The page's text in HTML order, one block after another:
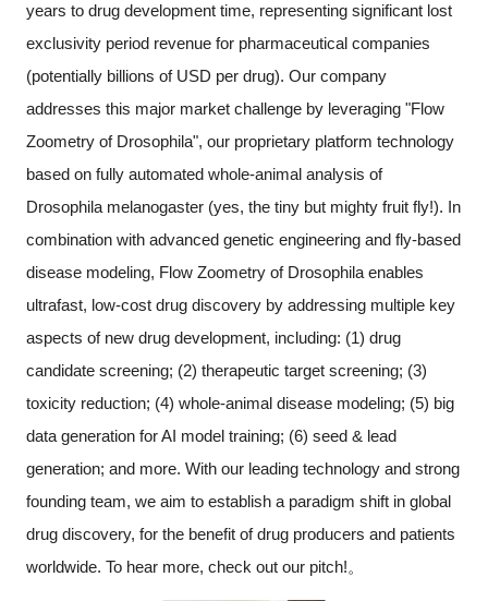
years to drug development time, representing significant lost
exclusivity period revenue for pharmaceutical companies
(potentially billions of USD per drug). Our company
addresses this major market challenge by leveraging "Flow
Zoometry of Drosophila", our proprietary platform technology
based on fully automated whole-animal analysis of
Drosophila melanogaster (yes, the tiny but mighty fruit fly!). In
combination with advanced genetic engineering and fly-based
disease modeling, Flow Zoometry of Drosophila enables
ultrafast, low-cost drug discovery by addressing multiple key
aspects of new drug development, including: (1) drug
candidate screening; (2) therapeutic target screening; (3)
toxicity reduction; (4) whole-animal disease modeling; (5) big
data generation for AI model training; (6) seed & lead
generation; and more. With our leading technology and strong
founding team, we aim to establish a paradigm shift in global
drug discovery, for the benefit of drug producers and patients
worldwide. To hear more, check out our pitch!。